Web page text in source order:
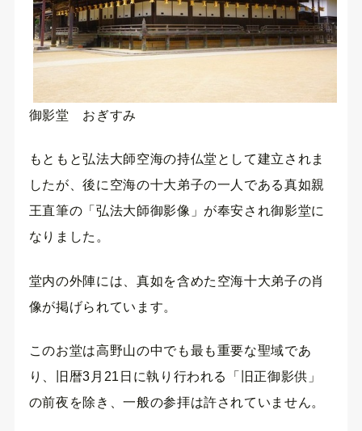
御影堂 おぎすみ
もともと弘法大師空海の持仏堂として建立されま
したが、後に空海の十大弟子の一人である真如親
王直筆の「弘法大師御影像」が奉安され御影堂に
なりました。
堂内の外陣には、真如を含めた空海十大弟子の肖
像が掲げられています。
このお堂は高野山の中でも最も重要な聖域であ
り、旧暦3月21日に執り行われる「旧正御影供」
の前夜を除き、一般の参拝は許されていません。